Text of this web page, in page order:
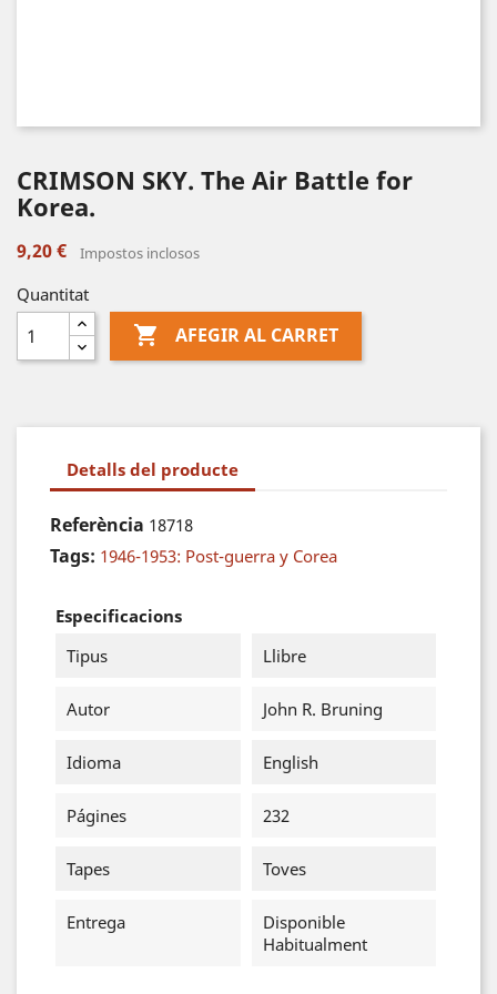
CRIMSON SKY. The Air Battle for
Korea.
9,20 € Impostos inclosos
Quantitat
 AFEGIR AL CARRET
Detalls del producte
Referència 18718
Tags: 1946-1953: Post-guerra y Corea
Especificacions
Tipus
Llibre
Autor John R. Bruning
Idioma English
Págines 232
Tapes Toves
Entrega
Disponible
Habitualment